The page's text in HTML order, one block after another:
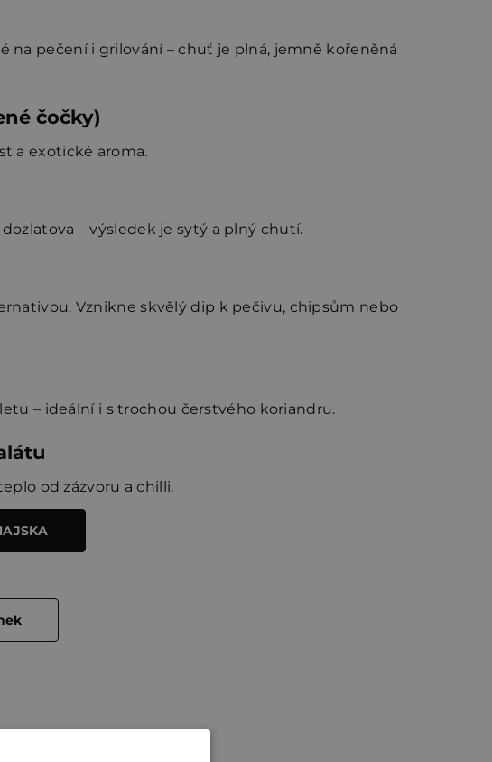
pečení i grilování – chuť je plná, jemně kořeněná
čočky)
a exotické aroma.
– výsledek je sytý a plný chutí.
Vznikne skvělý dip k pečivu, chipsům nebo
– ideální i s trochou čerstvého koriandru.
od zázvoru a chilli.